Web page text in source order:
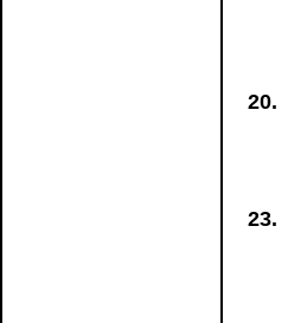
20.
23.